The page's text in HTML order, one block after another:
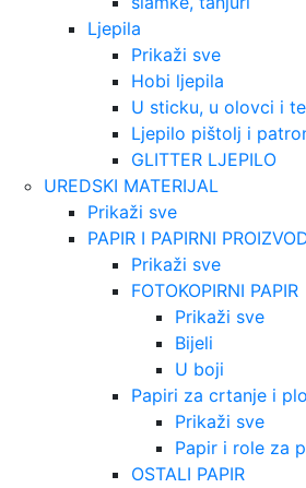
Ljepila
Prikaži sve
Hobi ljepila
U sticku, u olovci i
Ljepilo pištolj i
GLITTER LJEPILO
UREDSKI MATERIJAL
Prikaži sve
PAPIR I PAPIRNI
Prikaži sve
FOTOKOPIRNI PAPIR
Prikaži sve
Bijeli
U boji
Papiri za crtanje i
Prikaži sve
Papir i role za
OSTALI PAPIR